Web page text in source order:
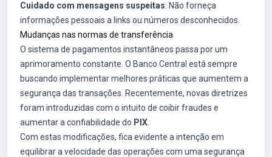
Cuidado com mensagens suspeitas: Não forneça
informações pessoais a links ou números desconhecidos.
Mudanças nas normas de transferência
O sistema de pagamentos instantâneos passa por um
aprimoramento constante. O Banco Central está sempre
buscando implementar melhores práticas que aumentem a
segurança das transações. Recentemente, novas diretrizes
foram introduzidas com o intuito de coibir fraudes e
aumentar a confiabilidade do PIX
Com estas modificações, fica evidente a intenção em
equilibrar a velocidade das operações com uma segurança